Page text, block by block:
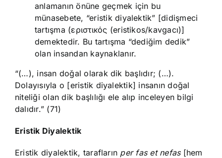
anlamanın önüne geçmek için bu
münasebete, “eristik diyalektik” [didişmeci
tartışma (εριστικός (eristikos/kavgacı)]
demektedir. Bu tartışma “dediğim dedik”
olan insandan kaynaklanır.
“(…), insan doğal olarak dik başlıdır; (…).
Dolayısıyla o [eristik diyalektik] insanın doğal
niteliği olan dik başlılığı ele alıp inceleyen bilgi
dalıdır.” (71)
Eristik Diyalektik
Eristik diyalektik, tarafların per fas et nefas[hem